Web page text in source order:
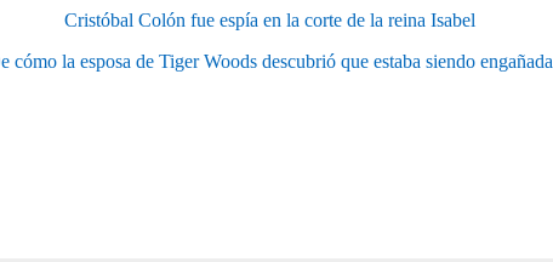
Cristóbal Colón fue espía en la corte de la reina Isabel
cómo la esposa de Tiger Woods descubrió que estaba siendo engañada